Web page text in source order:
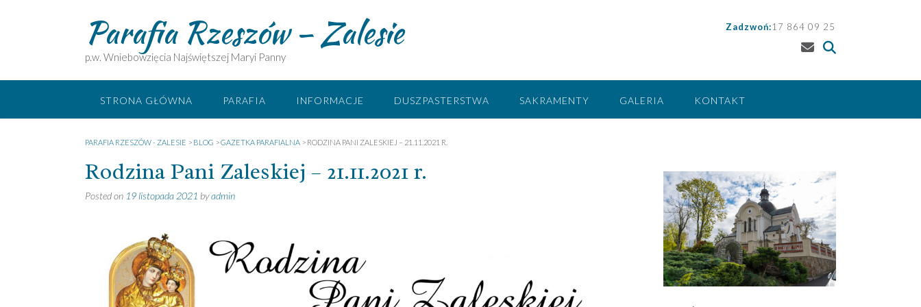
Parafia Rzeszów – Zalesie
p.w. Wniebowzięcia Najświętszej Maryi Panny
Zadzwoń:17 864 09 25
STRONA GŁÓWNA PARAFIA INFORMACJE DUSZPASTERSTWA SAKRAMENTY GALERIA KONTAKT
PARAFIA RZESZÓW - ZALESIE > BLOG >GAZETKA PARAFIALNA > RODZINA PANI ZALESKIEJ – 21.11.2021 R.
Rodzina Pani Zaleskiej – 21.11.2021 r.
Posted on 19 listopada 2021 byadmin